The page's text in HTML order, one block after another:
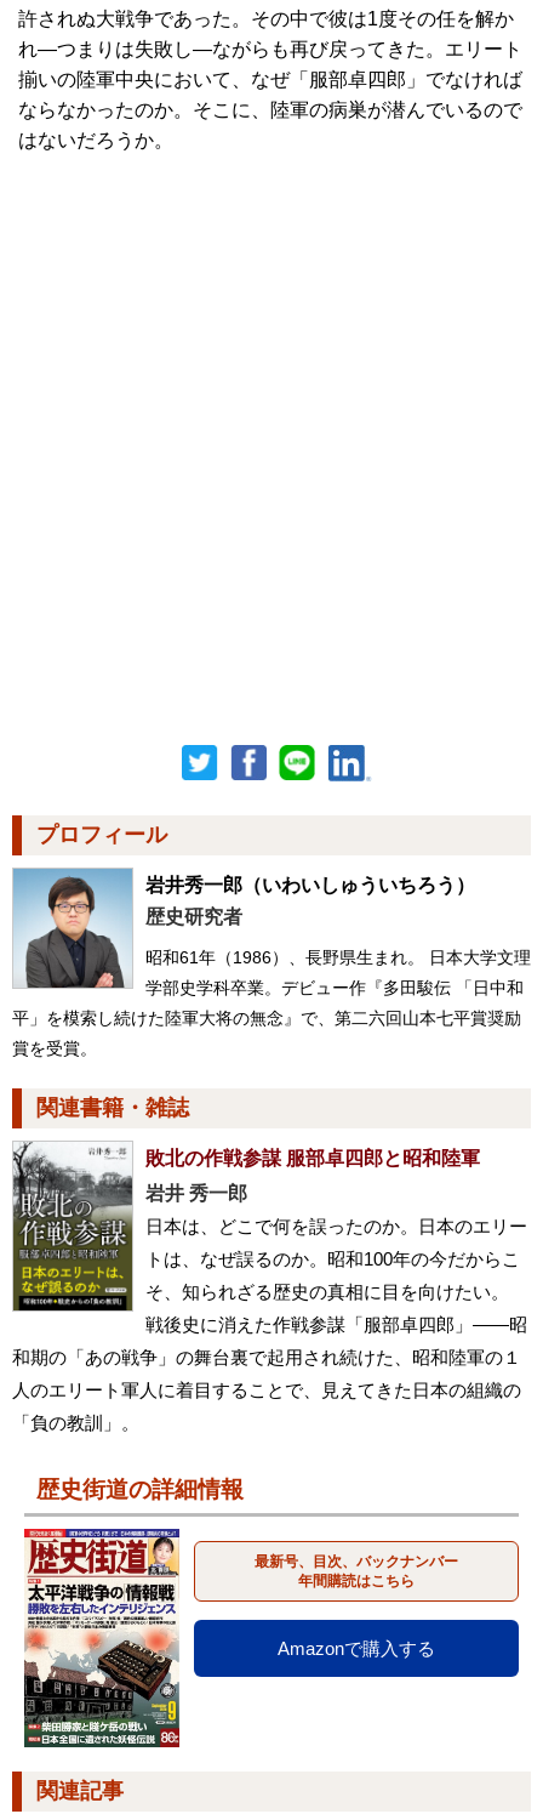
許されぬ大戦争であった。その中で彼は1度その任を解か
れ―つまりは失敗し―ながらも再び戻ってきた。エリート
揃いの陸軍中央において、なぜ「服部卓四郎」でなければ
ならなかったのか。そこに、陸軍の病巣が潜んでいるので
はないだろうか。
プロフィール
岩井秀一郎 （いわいしゅういちろう）
歴史研究者
昭和61年（1986）、長野県生まれ。 日本大学文理
学部史学科卒業。デビュー作『多田駿伝 「日中和
平」を模索し続けた陸軍大将の無念』で、第二六回山本七平賞奨励
賞を受賞。
関連書籍・雑誌
敗北の作戦参謀 服部卓四郎と昭和陸軍
岩井 秀一郎
日本は、どこで何を誤ったのか。日本のエリー
トは、なぜ誤るのか。昭和100年の今だからこ
そ、知られざる歴史の真相に目を向けたい。
戦後史に消えた作戦参謀「服部卓四郎」――昭
和期の「あの戦争」の舞台裏で起用され続けた、昭和陸軍の１
人のエリート軍人に着目することで、見えてきた日本の組織の
「負の教訓」。
歴史街道の詳細情報
最新号、目次、バックナンバー
年間購読はこちら
Amazonで購入する
関連記事